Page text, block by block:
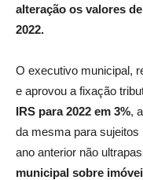
alteração os valores
2022.
O executivo municipal,
e aprovou a fixação
IRS para 2022 em 3%, a
da mesma para
ano anterior não
municipal sobre